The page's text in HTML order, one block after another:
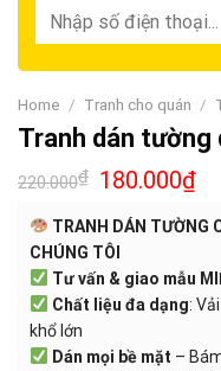
Home / Tranh cho quán /
Tranh dán tường
220.000₫ 180.000₫
TRANH DÁN TƯỜNG
CHÚNG TÔI
Tư vấn & giao mẫu
Chất liệu đa dạng:
khổ lớn
Dán mọi bề mặt –